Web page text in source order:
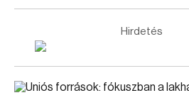
Hirdetés